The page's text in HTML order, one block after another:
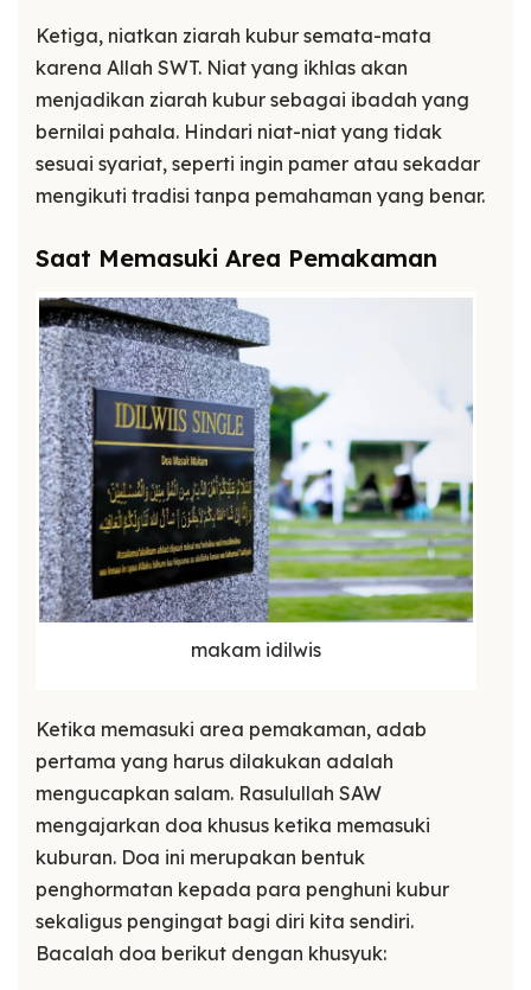
Ketiga, niatkan ziarah kubur semata-mata
karena Allah SWT. Niat yang ikhlas akan
menjadikan ziarah kubur sebagai ibadah yang
bernilai pahala. Hindari niat-niat yang tidak
sesuai syariat, seperti ingin pamer atau sekadar
mengikuti tradisi tanpa pemahaman yang benar.
Saat Memasuki Area Pemakaman
makam idilwis
Ketika memasuki area pemakaman, adab
pertama yang harus dilakukan adalah
mengucapkan salam. Rasulullah SAW
mengajarkan doa khusus ketika memasuki
kuburan. Doa ini merupakan bentuk
penghormatan kepada para penghuni kubur
sekaligus pengingat bagi diri kita sendiri.
Bacalah doa berikut dengan khusyuk: